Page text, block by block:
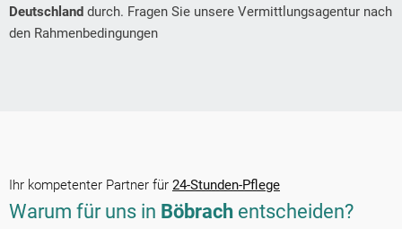
Deutschland durch. Fragen Sie unsere Vermittlungsagentur nach
den Rahmenbedingungen
Ihr kompetenter Partner für 24-Stunden-Pflege
Warum für uns in Böbrach entscheiden?